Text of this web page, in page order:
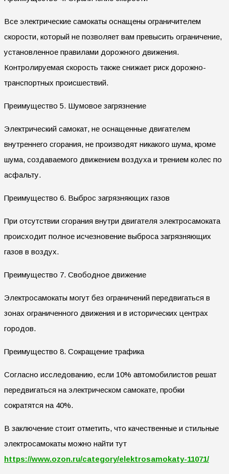
Все электрические самокаты оснащены ограничителем
скорости, который не позволяет вам превысить ограничение,
установленное правилами дорожного движения.
Контролируемая скорость также снижает риск дорожно-
транспортных происшествий.
Преимущество 5. Шумовое загрязнение
Электрический самокат, не оснащенные двигателем
внутреннего сгорания, не производят никакого шума, кроме
шума, создаваемого движением воздуха и трением колес по
асфальту.
Преимущество 6. Выброс загрязняющих газов
При отсутствии сгорания внутри двигателя электросамоката
происходит полное исчезновение выброса загрязняющих
газов в воздух.
Преимущество 7. Свободное движение
Электросамокаты могут без ограничений передвигаться в
зонах ограниченного движения и в исторических центрах
городов.
Преимущество 8. Сокращение трафика
Согласно исследованию, если 10% автомобилистов решат
передвигаться на электрическом самокате, пробки
сократятся на 40%.
В заключение стоит отметить, что качественные и стильные
электросамокаты можно найти тут
https://www.ozon.ru/category/elektrosamokaty-11071/